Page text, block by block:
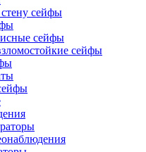
сейфы
сейфы
сейфы